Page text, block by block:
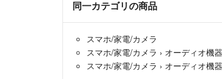
同一カテゴリの商品
スマホ/家電/カメラ
スマホ/家電/カメラ › オーディオ機器
スマホ/家電/カメラ › オーディオ機器